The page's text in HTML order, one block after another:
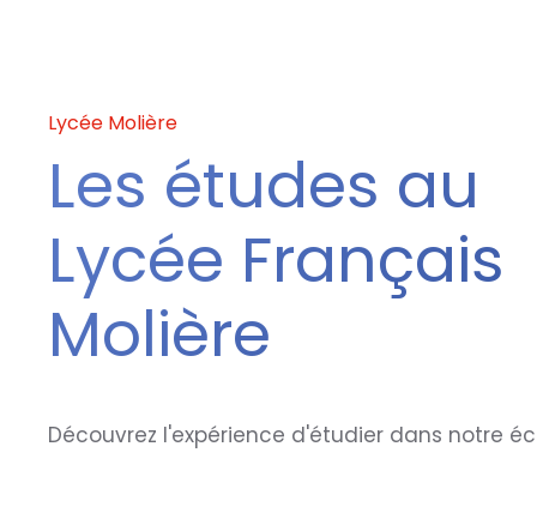
Lycée Molière
Les études au
Lycée Français
Molière
Découvrez l'expérience d'étudier dans notre